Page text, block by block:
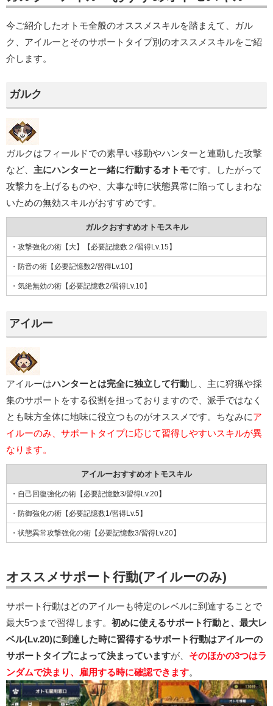
今ご紹介したオトモ全般のオススメスキルを踏まえて、ガル
ク、アイルーとそのサポートタイプ別のオススメスキルをご紹
介します。
ガルク
ガルクはフィールドでの素早い移動やハンターと連動した攻撃
など、 主にハンターと一緒に行動するオトモです。したがって
攻撃力を上げるものや、大事な時に状態異常に陥ってしまわな
いための無効スキルがおすすめです。
ガルクおすすめオトモスキル
・攻撃強化の術【大】【必要記憶数２/習得Lv.15】
・防音の術【必要記憶数2/習得Lv.10】
・気絶無効の術【必要記憶数2/習得Lv.10】
アイルー
アイルーはハンターとは完全に独立して行動し、主に狩猟や採
集のサポートをする役割を担っておりますので、派手ではなく
とも味方全体に地味に役立つものがオススメです。ちなみにア
イルーのみ、サポートタイプに応じて習得しやすいスキルが異
なります。
アイルーおすすめオトモスキル
・自己回復強化の術【必要記憶数3/習得Lv.20】
・防御強化の術【必要記憶数1/習得Lv.5】
・状態異常攻撃強化の術【必要記憶数3/習得Lv.20】
オススメサポート行動(アイルーのみ)
サポート行動はどのアイルーも特定のレベルに到達することで
最大5つまで習得します。 初めに使えるサポート行動と、最大レ
ベル(Lv.20)に到達した時に習得するサポート行動はアイルーの
サポートタイプによって決まっていますが、 そのほかの3つはラ
ンダムで決まり、雇用する時に確認できます。